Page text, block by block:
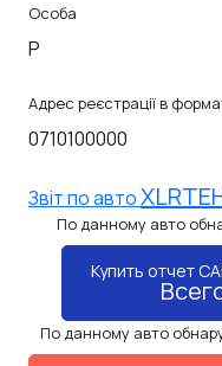
Особа
P
Адрес реєстрації в
0710100000
Звiт по авто
По данному авто
Купить отчет
По данному авто